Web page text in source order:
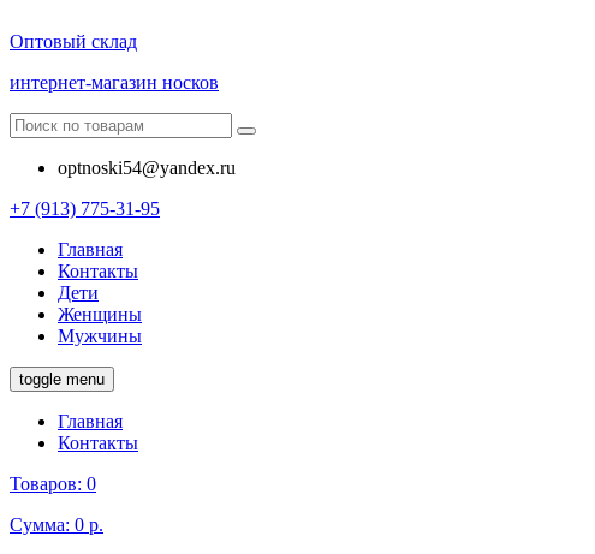
Оптовый склад
интернет-магазин носков
optnoski54@yandex.ru
+7 (913) 775-31-95
Главная
Контакты
Дети
Женщины
Мужчины
toggle menu
Главная
Контакты
Товаров: 0
Сумма: 0 р.